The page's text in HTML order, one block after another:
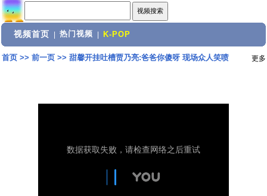
视频首页 热门视频 K-POP
首页>> 前一页>> 甜馨开挂吐槽贾乃亮:爸爸你傻呀 现场众人笑喷 更多